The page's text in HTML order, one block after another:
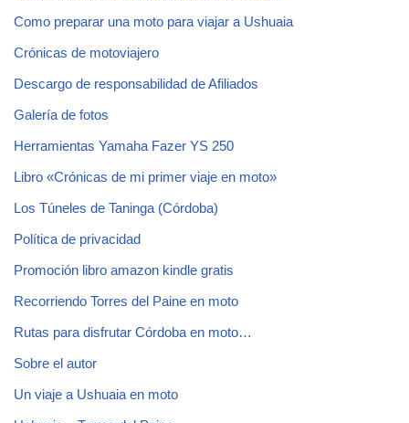
Como preparar una moto para viajar a Ushuaia
Crónicas de motoviajero
Descargo de responsabilidad de Afiliados
Galería de fotos
Herramientas Yamaha Fazer YS 250
Libro «Crónicas de mi primer viaje en moto»
Los Túneles de Taninga (Córdoba)
Política de privacidad
Promoción libro amazon kindle gratis
Recorriendo Torres del Paine en moto
Rutas para disfrutar Córdoba en moto…
Sobre el autor
Un viaje a Ushuaia en moto